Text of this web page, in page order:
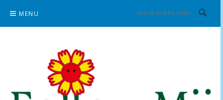
content
MENU